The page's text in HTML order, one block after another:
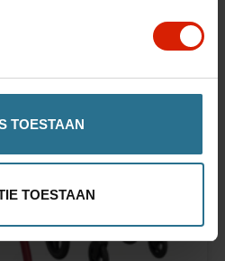
TOESTAAN
TOESTAAN